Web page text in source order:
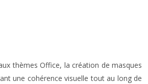
thèmes Office, la création de masques
une cohérence visuelle tout au long de